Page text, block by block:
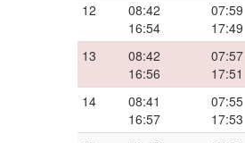
12
08:42
16:54
07:59
17:49
13
08:42
16:56
07:57
17:51
14
08:41
16:57
07:55
17:53